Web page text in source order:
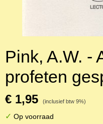
Pink, A.W. -
profeten
€ 1,95 (inclusief btw 9%)
✓ Op voorraad